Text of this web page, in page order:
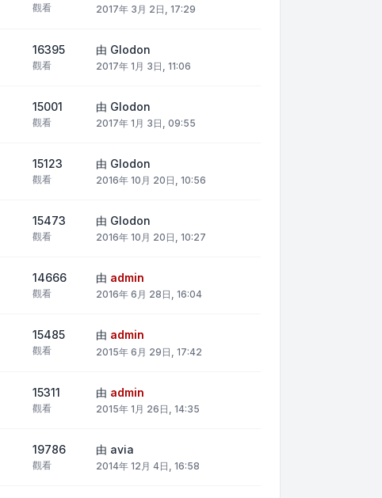
觀看 2017年 3月 2日, 17:29
16395
觀看
由 Glodon
2017年 1月 3日, 11:06
15001
觀看
由 Glodon
2017年 1月 3日, 09:55
15123
觀看
由 Glodon
2016年 10月 20日, 10:56
15473
觀看
由 Glodon
2016年 10月 20日, 10:27
14666
觀看
由 admin
2016年 6月 28日, 16:04
15485
觀看
由 admin
2015年 6月 29日, 17:42
15311
觀看
由 admin
2015年 1月 26日, 14:35
19786
觀看
由 avia
2014年 12月 4日, 16:58